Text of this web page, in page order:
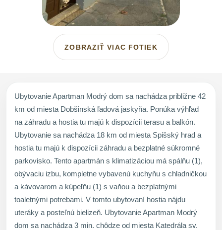
ZOBRAZIŤ VIAC FOTIEK
Ubytovanie Apartman Modrý dom sa nachádza približne 42
km od miesta Dobšinská ľadová jaskyňa. Ponúka výhľad
na záhradu a hostia tu majú k dispozícii terasu a balkón.
Ubytovanie sa nachádza 18 km od miesta Spišský hrad a
hostia tu majú k dispozícii záhradu a bezplatné súkromné
parkovisko. Tento apartmán s klimatizáciou má spálňu (1),
obývaciu izbu, kompletne vybavenú kuchyňu s chladničkou
a kávovarom a kúpeľňu (1) s vaňou a bezplatnými
toaletnými potrebami. V tomto ubytovaní hostia nájdu
uteráky a posteľnú bielizeň. Ubytovanie Apartman Modrý
dom sa nachádza 3 min. chôdze od miesta Katedrála sv.